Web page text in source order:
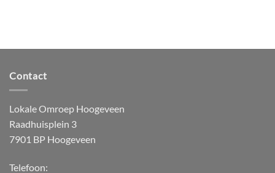
Contact
Lokale Omroep Hoogeveen
Raadhuisplein 3
7901 BP Hoogeveen
Telefoon: